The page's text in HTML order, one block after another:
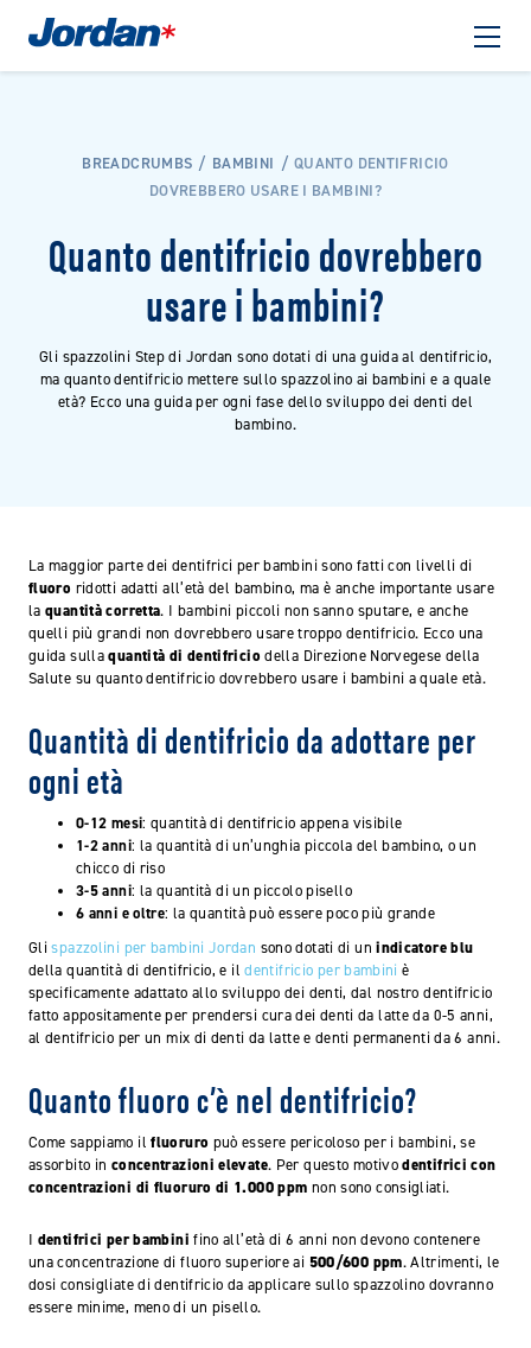
BREADCRUMBS BAMBINI
QUANTO DENTIFRICIO
DOVREBBERO USARE I BAMBINI?
Quanto dentifricio dovrebbero
usare i bambini?
Gli spazzolini Step di Jordan sono dotati di una guida al dentifricio,
ma quanto dentifricio mettere sullo spazzolino ai bambini e a quale
età? Ecco una guida per ogni fase dello sviluppo dei denti del
bambino.
La maggior parte dei dentifrici per bambini sono fatti con livelli di
fluoro ridotti adatti all’età del bambino, ma è anche importante usare
laquantità corretta. I bambini piccoli non sanno sputare, e anche
quelli più grandi non dovrebbero usare troppo dentifricio. Ecco una
guida sullaquantità di dentifriciodella Direzione Norvegese della
Salute su quanto dentifricio dovrebbero usare i bambini a quale età.
Quantità di dentifricio da adottare per
ogni età
0-12 mesi: quantità di dentifricio appena visibile
1-2 anni: la quantità di un’unghia piccola del bambino, o un
chicco di riso
3-5 anni: la quantità di un piccolo pisello
6 anni e oltre: la quantità può essere poco più grande
Glispazzolini per bambini Jordan sono dotati di unindicatore blu
della quantità di dentifricio, e ildentifricio per bambiniè
specificamente adattato allo sviluppo dei denti, dal nostro dentifricio
fatto appositamente per prendersi cura dei denti da latte da 0-5 anni,
al dentifricio per un mix di denti da latte e denti permanenti da 6 anni.
Quanto fluoro c’è nel dentifricio?
Come sappiamo ilfluoruro può essere pericoloso per i bambini, se
assorbito in concentrazioni elevate. Per questo motivodentifrici con
concentrazioni di fluoruro di 1.000 ppm non sono consigliati.
I dentifrici per bambini fino all’età di 6 anni non devono contenere
una concentrazione di fluoro superiore ai 500/600 ppm. Altrimenti, le
dosi consigliate di dentifricio da applicare sullo spazzolino dovranno
essere minime, meno di un pisello.